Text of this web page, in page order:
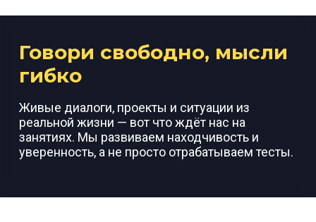
Говори свободно, мысли
гибко
Живые диалоги, проекты и ситуации из
реальной жизни — вот что ждёт нас на
занятиях. Мы развиваем находчивость и
уверенность, а не просто отрабатываем тесты.